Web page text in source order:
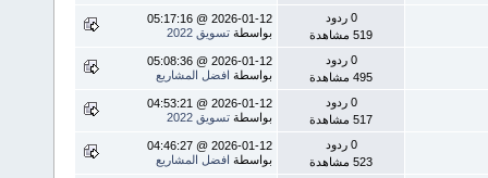
0 ردود
519 مشاهدة
2026-01-12 @ 05:17:16
بواسطة تسويق 2022
0 ردود
495 مشاهدة
2026-01-12 @ 05:08:36
بواسطة افضل المشاريع
0 ردود
517 مشاهدة
2026-01-12 @ 04:53:21
بواسطة تسويق 2022
0 ردود
523 مشاهدة
2026-01-12 @ 04:46:27
بواسطة افضل المشاريع